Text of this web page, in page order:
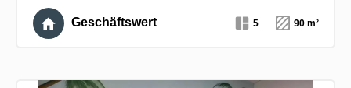
Geschäftswert 5 90 m²